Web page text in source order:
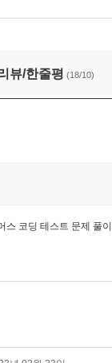
머스 코딩 테스트
뷰/한줄평 (18/10)
스 코딩 테스트 문제 풀